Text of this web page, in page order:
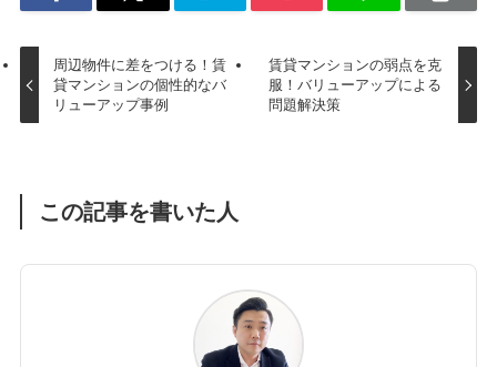
周辺物件に差をつける！賃
貸マンションの個性的なバ
リューアップ事例
賃貸マンションの弱点を克
服！バリューアップによる
問題解決策
この記事を書いた人